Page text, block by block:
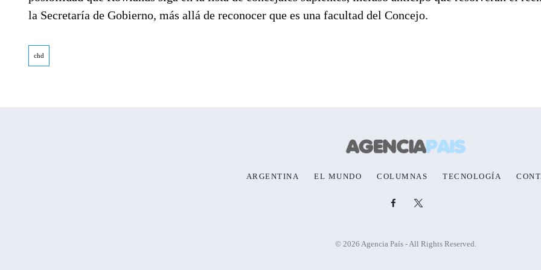
la Secretaría de Gobierno, más allá de reconocer que es una facultad del Concejo.
chd
ARGENTINA EL MUNDO COLUMNAS TECNOLOGÍA
© 2026 Agencia País - All Rights Reserved.